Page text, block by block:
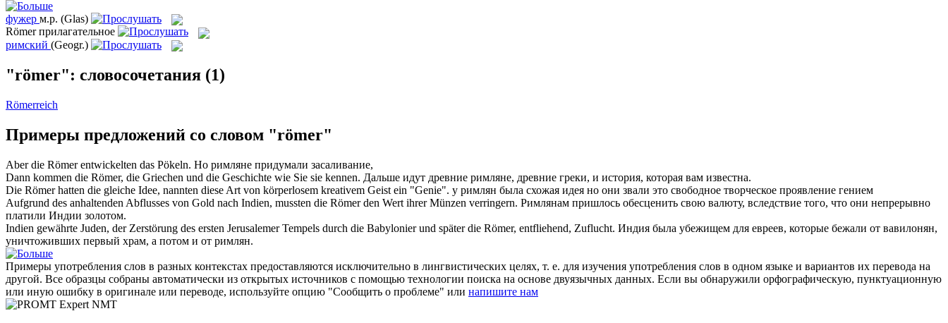
фужер м.р. (Glas)
Römer прилагательное
римский (Geogr.)
"römer": словосочетания (1)
Römerreich
Примеры предложений со словом "römer"
Aber die Römerentwickelten das Pökeln. Но римляне придумали засаливание,
Dann kommen die Römer, die Griechen und die Geschichte wie Sie sie kennen. Дальше идут древние римляне, древние греки, и история, которая вам известна.
Die Römerhatten die gleiche Idee, nannten diese Art von körperlosem kreativem Geist ein "Genie". у римлян была схожая идея но они звали это свободное творческое проявление гением
Aufgrund des anhaltenden Abflusses von Gold nach Indien, mussten die Römerden Wert ihrer Münzen verringern. Римлянам пришлось обесценить свою валюту, вследствие того, что они непрерывно
платили Индии золотом.
Indien gewährte Juden, der Zerstörung des ersten Jerusalemer Tempels durch die Babylonier und später die Römer, entfliehend, Zuflucht. Индия была убежищем для евреев, которые бежали от вавилонян,
уничтоживших первый храм, а потом и от римлян.
Примеры употребления слов в разных контекстах предоставляются исключительно в лингвистических целях, т. е. для изучения употребления слов в одном языке и вариантов их перевода на
другой. Все образцы собраны автоматически из открытых источников с помощью технологии поиска на основе двуязычных данных. Если вы обнаружили орфографическую, пунктуационную
или иную ошибку в оригинале или переводе, используйте опцию "Сообщить о проблеме" или напишите нам